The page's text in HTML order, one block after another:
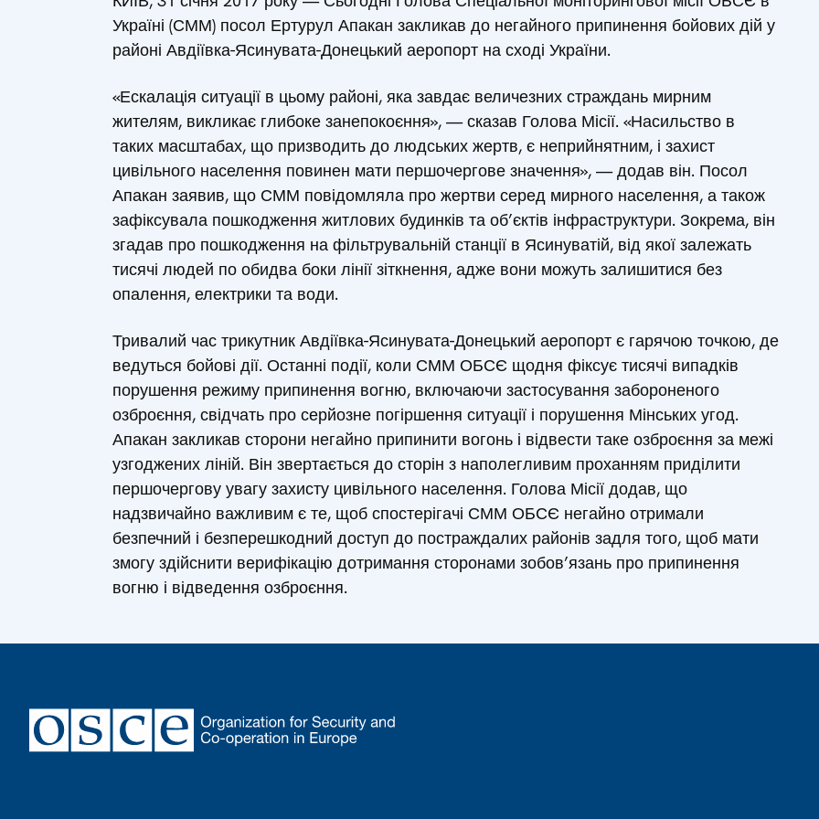
Україні (СММ) посол Ертурул Апакан закликав до негайного припинення бойових дій у
районі Авдіївка-Ясинувата-Донецький аеропорт на сході України.
«Ескалація ситуації в цьому районі, яка завдає величезних страждань мирним
жителям, викликає глибоке занепокоєння», — сказав Голова Місії. «Насильство в
таких масштабах, що призводить до людських жертв, є неприйнятним, і захист
цивільного населення повинен мати першочергове значення», — додав він. Посол
Апакан заявив, що СММ повідомляла про жертви серед мирного населення, а також
зафіксувала пошкодження житлових будинків та об’єктів інфраструктури. Зокрема, він
згадав про пошкодження на фільтрувальній станції в Ясинуватій, від якої залежать
тисячі людей по обидва боки лінії зіткнення, адже вони можуть залишитися без
опалення, електрики та води.
Тривалий час трикутник Авдіївка-Ясинувата-Донецький аеропорт є гарячою точкою, де
ведуться бойові дії. Останні події, коли СММ ОБСЄ щодня фіксує тисячі випадків
порушення режиму припинення вогню, включаючи застосування забороненого
озброєння, свідчать про серйозне погіршення ситуації і порушення Мінських угод.
Апакан закликав сторони негайно припинити вогонь і відвести таке озброєння за межі
узгоджених ліній. Він звертається до сторін з наполегливим проханням приділити
першочергову увагу захисту цивільного населення. Голова Місії додав, що
надзвичайно важливим є те, щоб спостерігачі СММ ОБСЄ негайно отримали
безпечний і безперешкодний доступ до постраждалих районів задля того, щоб мати
змогу здійснити верифікацію дотримання сторонами зобов’язань про припинення
вогню і відведення озброєння.